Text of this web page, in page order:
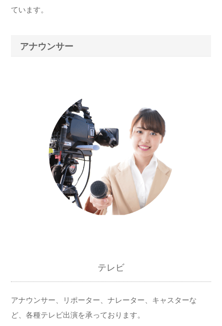
ています。
アナウンサー
テレビ
アナウンサー、リポーター、ナレーター、キャスターな
ど、各種テレビ出演を承っております。